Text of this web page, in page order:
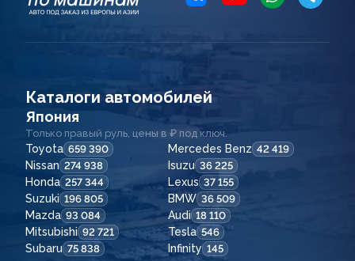
Каталоги автомобилей
Япония
Только правый руль, цены в ₽ под ключ.
Toyota 659 390 Mercedes Benz 42 419
Nissan 274 938 Isuzu 36 225
Honda 257 344 Lexus 37 155
Suzuki 196 805 BMW 36 509
Mazda 93 084 Audi 18 110
Mitsubishi 92 721 Tesla 546
Subaru 75 838 Infinity 145